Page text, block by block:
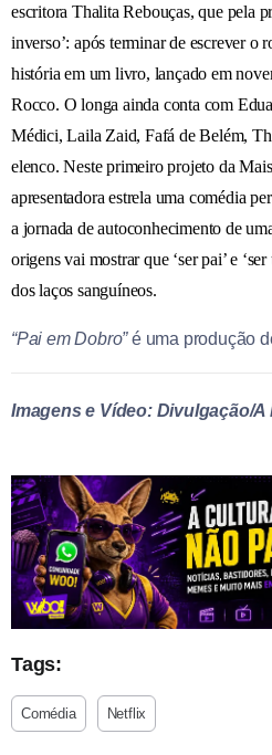
escritora Thalita Rebouças, que pela
inverso’: após terminar de escrever o
história em um livro, lançado em
Rocco. O longa ainda conta com
Médici, Laila Zaid, Fafá de Belém,
elenco. Neste primeiro projeto da
apresentadora estrela uma comédia
a jornada de autoconhecimento de
origens vai mostrar que ‘ser pai’ e
dos laços sanguíneos.
“Pai em Dobro”é uma produção
Imagens e Vídeo: Divulgação/A
Tags:
Comédia Netflix